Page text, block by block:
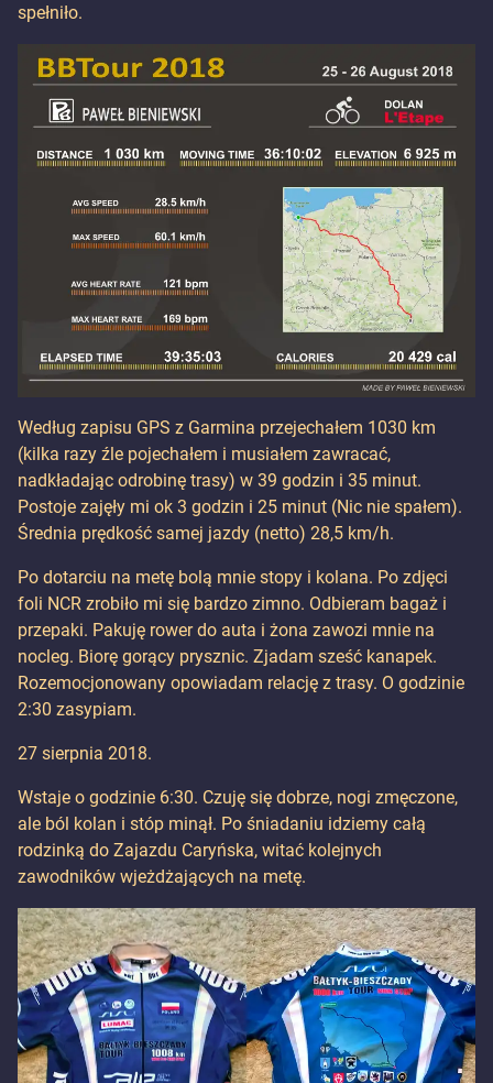
spełniło.
Według zapisu GPS z Garmina przejechałem 1030 km
(kilka razy źle pojechałem i musiałem zawracać,
nadkładając odrobinę trasy) w 39 godzin i 35 minut.
Postoje zajęły mi ok 3 godzin i 25 minut (Nic nie spałem).
Średnia prędkość samej jazdy (netto) 28,5 km/h.
Po dotarciu na metę bolą mnie stopy i kolana. Po zdjęci
foli NCR zrobiło mi się bardzo zimno. Odbieram bagaż i
przepaki. Pakuję rower do auta i żona zawozi mnie na
nocleg. Biorę gorący prysznic. Zjadam sześć kanapek.
Rozemocjonowany opowiadam relację z trasy. O godzinie
2:30 zasypiam.
27 sierpnia 2018.
Wstaje o godzinie 6:30. Czuję się dobrze, nogi zmęczone,
ale ból kolan i stóp minął. Po śniadaniu idziemy całą
rodzinką do Zajazdu Caryńska, witać kolejnych
zawodników wjeżdżających na metę.